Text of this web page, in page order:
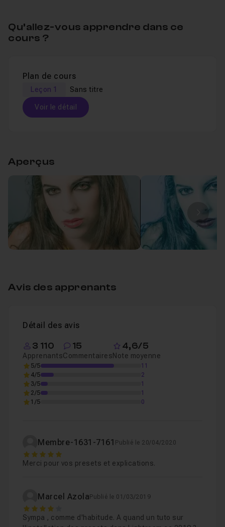
Qu’allez-vous apprendre dans ce
cours ?
Plan de cours
Leçon 1 Sans titre
Voir le détail
Aperçus
Avis des apprenants
Détail des avis
3 110
Apprenants
15
Commentaires
4,6/5
Note moyenne
5/5
11
4/5
2
3/5
1
2/5
1
1/5
0
Membre-1631-7161 Publié le 20/04/2020
5
Merci pour vos presets et explications.
Marcel Azola Publié le 01/03/2019
4
Sympa , comme d'habitude. A quand un tuto sur